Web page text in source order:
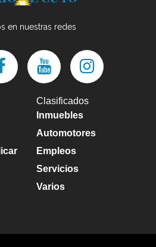
en nuestras redes
Clasificados
Inmuebles
Automotores
Empleos
Servicios
Varios